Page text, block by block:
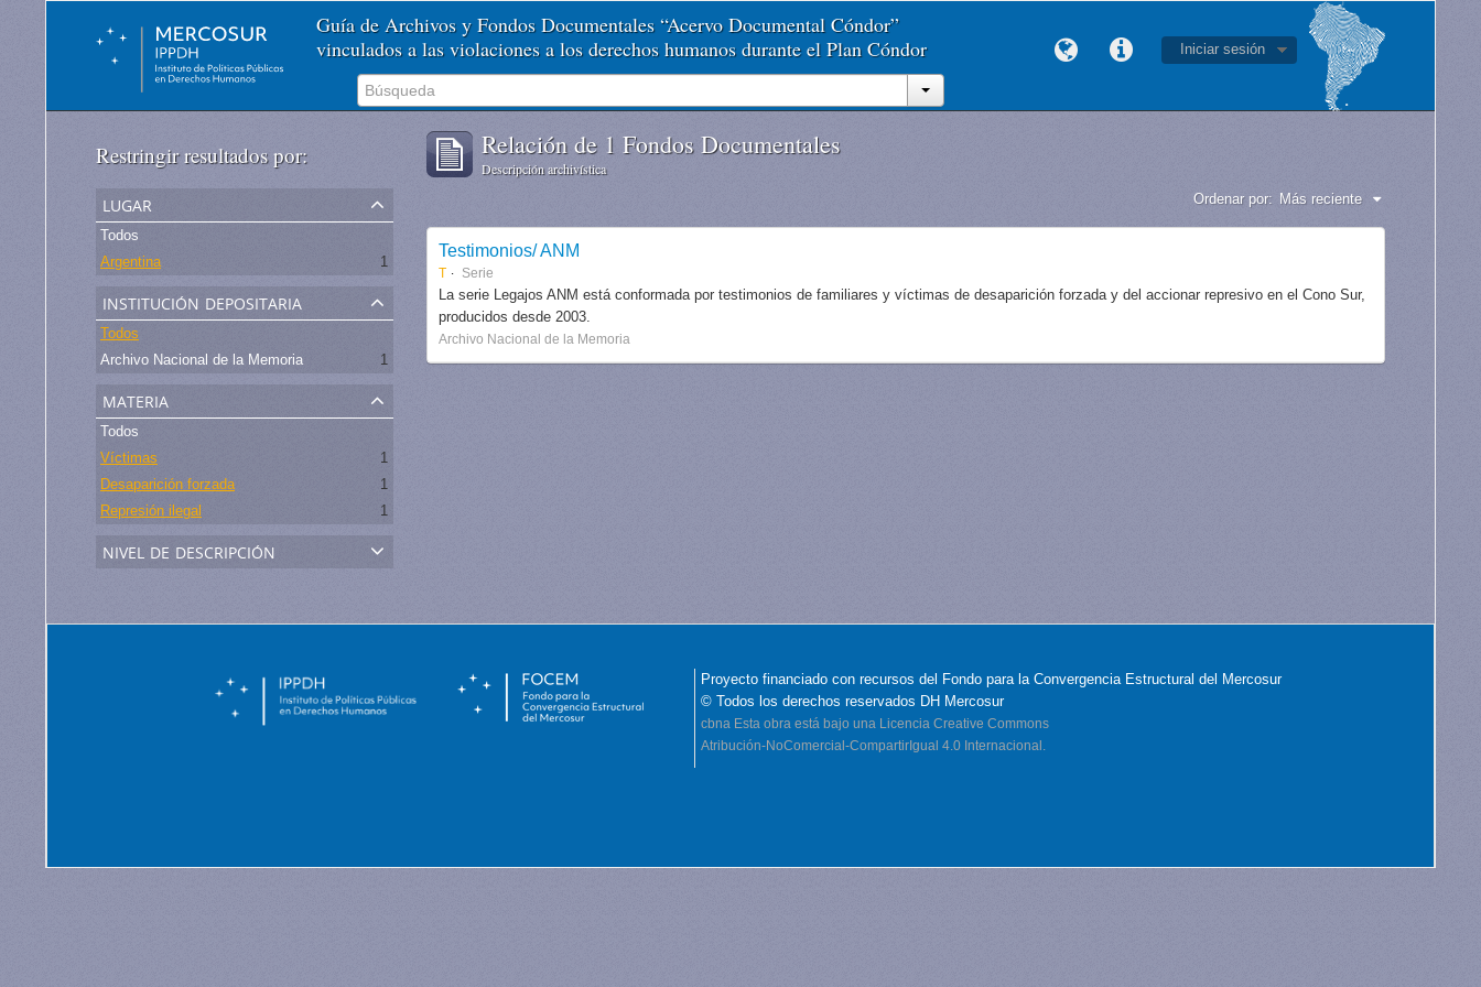
Guía de Archivos y Fondos Documentales “Acervo Documental Cóndor”
vinculados a las violaciones a los derechos humanos durante el Plan Cóndor
Iniciar sesión
Restringir resultados por:
lugar
Todos
Argentina
1
institución depositaria
Todos
Archivo Nacional de la Memoria
1
materia
Todos
Víctimas
1
Desaparición forzada
1
Represión ilegal
1
nivel de descripción
Relación de 1 Fondos Documentales
Descripción archivística
Ordenar por: Más reciente
Testimonios/ ANM
T Serie
La serie Legajos ANM está conformada por testimonios de familiares y víctimas de desaparición forzada y del accionar represivo en el Cono Sur,
producidos desde 2003.
Archivo Nacional de la Memoria
Proyecto financiado con recursos del Fondo para la Convergencia Estructural del Mercosur
© Todos los derechos reservados DH Mercosur
cbna Esta obra está bajo una Licencia Creative Commons
Atribución-NoComercial-CompartirIgual 4.0 Internacional.